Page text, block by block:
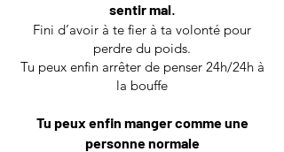
sentir mal.
Fini d’avoir à te fier à ta volonté pour
perdre du poids.​
Tu peux enfin arrêter de penser 24h/24h à
la bouffe​
Tu peux enfin manger comme une
personne normale